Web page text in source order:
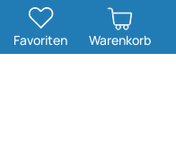
Favoriten Warenkorb